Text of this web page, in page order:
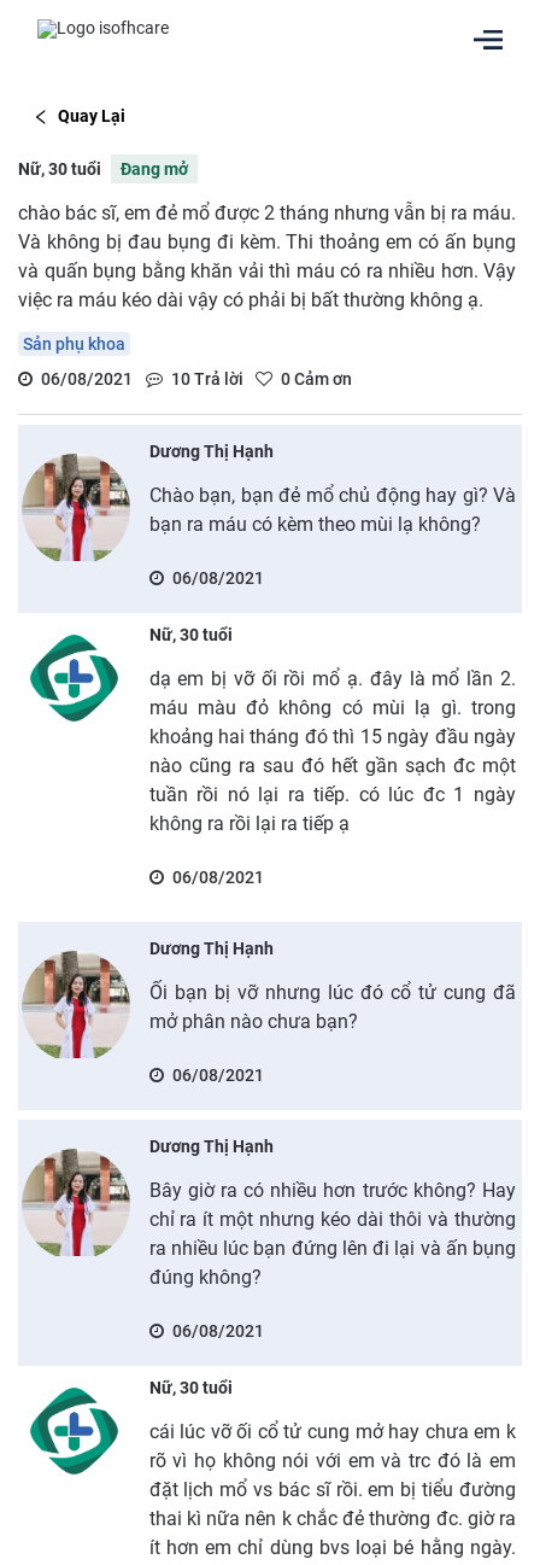
Quay Lại
Nữ, 30 tuổi Đang mở
chào bác sĩ, em đẻ mổ được 2 tháng nhưng vẫn bị ra máu.
Và không bị đau bụng đi kèm. Thi thoảng em có ấn bụng
và quấn bụng bằng khăn vải thì máu có ra nhiều hơn. Vậy
việc ra máu kéo dài vậy có phải bị bất thường không ạ.
Sản phụ khoa
06/08/2021
10Trả lời 0Cảm ơn
Dương Thị Hạnh
Chào bạn, bạn đẻ mổ chủ động hay gì? Và
bạn ra máu có kèm theo mùi lạ không?
06/08/2021
Nữ, 30 tuổi
dạ em bị vỡ ối rồi mổ ạ. đây là mổ lần 2.
máu màu đỏ không có mùi lạ gì. trong
khoảng hai tháng đó thì 15 ngày đầu ngày
nào cũng ra sau đó hết gần sạch đc một
tuần rồi nó lại ra tiếp. có lúc đc 1 ngày
không ra rồi lại ra tiếp ạ
06/08/2021
Dương Thị Hạnh
Ối bạn bị vỡ nhưng lúc đó cổ tử cung đã
mở phân nào chưa bạn?
06/08/2021
Dương Thị Hạnh
Bây giờ ra có nhiều hơn trước không? Hay
chỉ ra ít một nhưng kéo dài thôi và thường
ra nhiều lúc bạn đứng lên đi lại và ấn bụng
đúng không?
06/08/2021
Nữ, 30 tuổi
cái lúc vỡ ối cổ tử cung mở hay chưa em k
rõ vì họ không nói với em và trc đó là em
đặt lịch mổ vs bác sĩ rồi. em bị tiểu đường
thai kì nữa nên k chắc đẻ thường đc. giờ ra
ít hơn em chỉ dùng bvs loại bé hằng ngày.